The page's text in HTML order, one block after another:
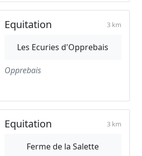
Equitation 3 km
Les Ecuries d'Opprebais
Opprebais
Equitation 3 km
Ferme de la Salette